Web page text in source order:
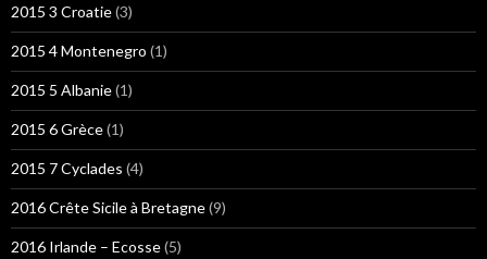
2015 3 Croatie(3)
2015 4 Montenegro (1)
2015 5 Albanie(1)
2015 6 Grèce(1)
2015 7 Cyclades (4)
2016 Crête Sicile à Bretagne(9)
2016 Irlande – Ecosse(5)